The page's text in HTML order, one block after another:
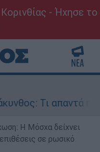
- Ήχησε το
Τι απαντά η
Η Μόσχα δείχνει
σε ρωσικό